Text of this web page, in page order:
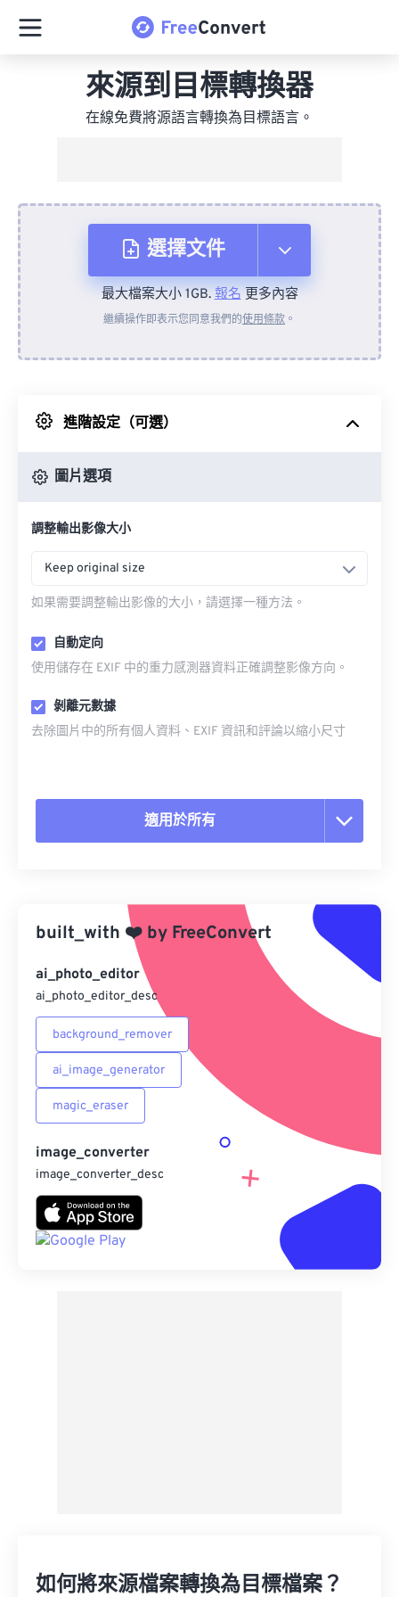
來源到目標轉換器
在線免費將源語言轉換為目標語言。
選擇文件
來自裝置
來自 Google 雲端硬碟
最大檔案大小 1GB.報名更多內容
繼續操作即表示您同意我們的使用條款 。
進階設定（可選）
圖片選項
調整輸出影像大小
Keep original size
如果需要調整輸出影像的大小，請選擇一種方法。
自動定向
使用儲存在 EXIF 中的重力感測器資料正確調整影像方向。
剝離元數據
去除圖片中的所有個人資料、EXIF 資訊和評論以縮小尺寸
適用於所有
另存為預設
built_with ❤️ by FreeConvert
ai_photo_editor
ai_photo_editor_desc
background_remover
ai_image_generator
magic_eraser
image_converter
image_converter_desc
如何將來源檔案轉換為目標檔案？